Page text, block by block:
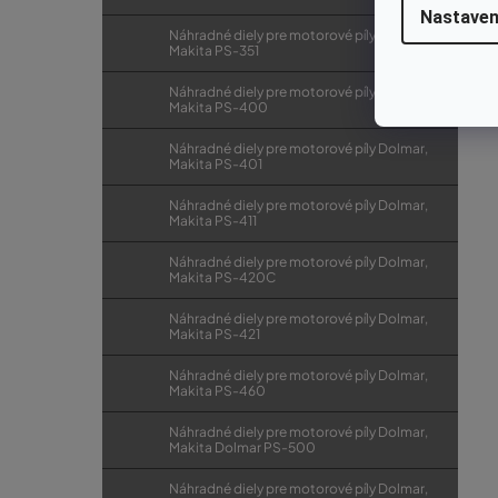
Náhradné diely pre motorové píly Dolmar,
Makita PS-351
Náhradné diely pre motorové píly Dolmar,
Makita PS-400
Náhradné diely pre motorové píly Dolmar,
Makita PS-401
Náhradné diely pre motorové píly Dolmar,
Makita PS-411
Náhradné diely pre motorové píly Dolmar,
Makita PS-420C
Náhradné diely pre motorové píly Dolmar,
Makita PS-421
Náhradné diely pre motorové píly Dolmar,
Makita PS-460
Náhradné diely pre motorové píly Dolmar,
Makita Dolmar PS-500
Náhradné diely pre motorové píly Dolmar,